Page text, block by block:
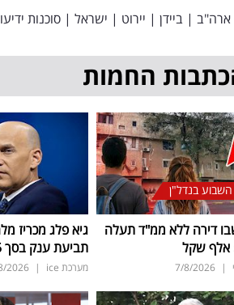
ארה"ב | ביידן | יירוט | ישראל | סוכנות
החמות
בנדל"ן
דירה ללא ממ"ד תעלה
|
7/8/2026
גיא פלג מכריז
תביעת ענק בסך 5 מיליון שקל
מערכת ice |
2026